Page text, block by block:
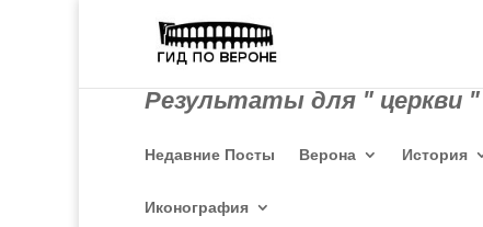
Результаты для " церкви "
Недавние Посты Верона История
Иконография